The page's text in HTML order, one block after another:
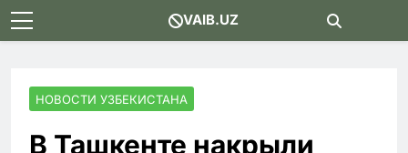
Skip
to
VAIB.UZ
НОВОСТИ УЗБЕКИСТАНА
В Ташкенте накрыли